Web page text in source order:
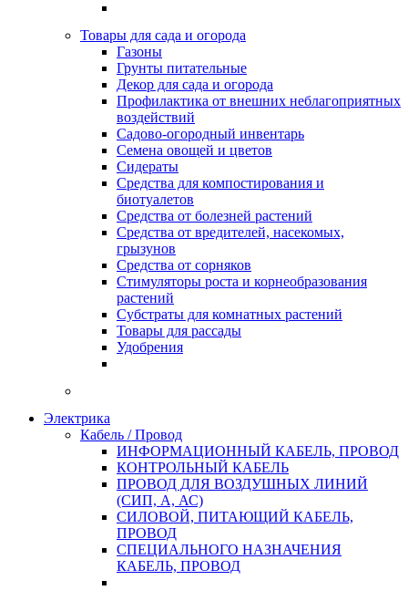
Товары для сада и огорода
Газоны
Грунты питательные
Декор для сада и огорода
Профилактика от внешних неблагоприятных
воздействий
Садово-огородный инвентарь
Семена овощей и цветов
Сидераты
Средства для компостирования и
биотуалетов
Средства от болезней растений
Средства от вредителей, насекомых,
грызунов
Средства от сорняков
Стимуляторы роста и корнеобразования
растений
Субстраты для комнатных растений
Товары для рассады
Удобрения
Электрика
Кабель / Провод
ИНФОРМАЦИОННЫЙ КАБЕЛЬ, ПРОВОД
КОНТРОЛЬНЫЙ КАБЕЛЬ
ПРОВОД ДЛЯ ВОЗДУШНЫХ ЛИНИЙ
(СИП, А, АС)
СИЛОВОЙ, ПИТАЮЩИЙ КАБЕЛЬ,
ПРОВОД
СПЕЦИАЛЬНОГО НАЗНАЧЕНИЯ
КАБЕЛЬ, ПРОВОД